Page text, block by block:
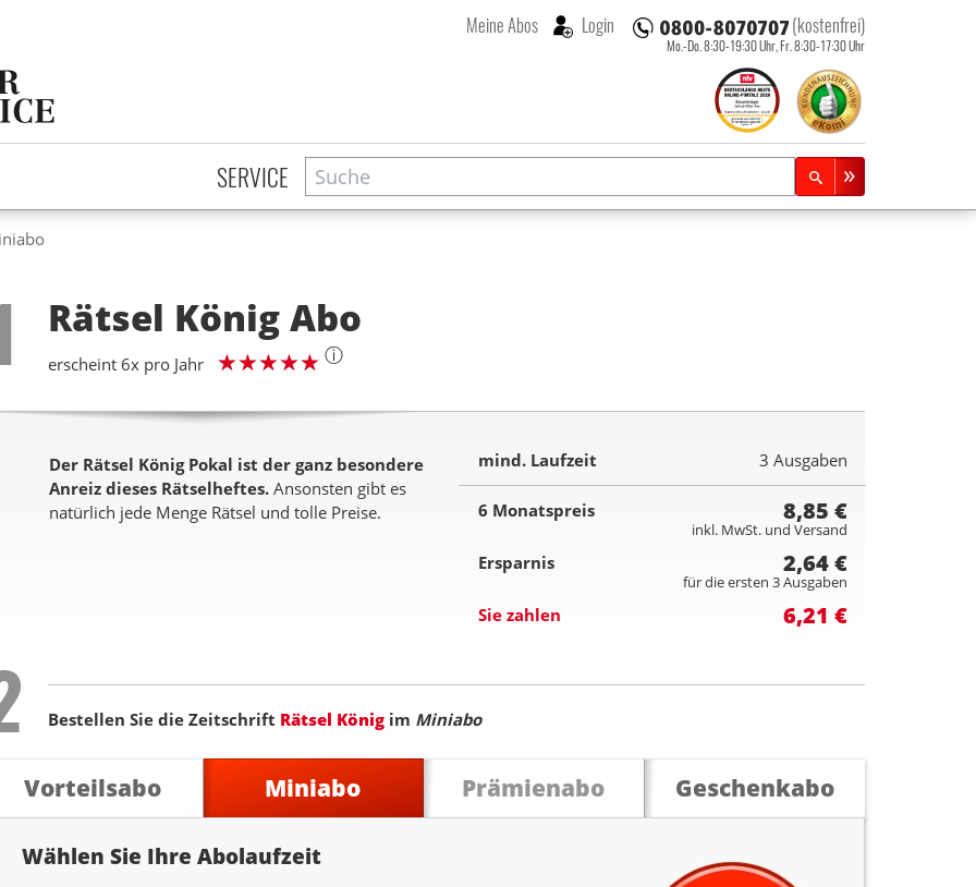
(kostenfrei)
Mo.-Do. 8:30-19:30 Uhr, Fr. 8:30-17:30 Uhr
Meine Abos Login
SERVICE Suche
Zeitschriftensuche
Rätsel König Abo
erscheint 6x pro Jahr ⓘ
Der Rätsel König Pokal ist der ganz besondere
Anreiz dieses Rätselheftes. Ansonsten gibt es
natürlich jede Menge Rätsel und tolle Preise.
mind. Laufzeit 3 Ausgaben
6 Monatspreis 8,85 €
inkl. MwSt. und Versand
Ersparnis 2,64 €
für die ersten 3 Ausgaben
Sie zahlen 6,21 €
Bestellen Sie die Zeitschrift Rätsel König im Miniabo
Vorteilsabo Miniabo Prämienabo Geschenkabo
Wählen Sie Ihre Abolaufzeit